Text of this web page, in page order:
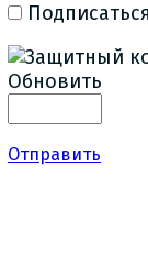
Обновить
Отправить